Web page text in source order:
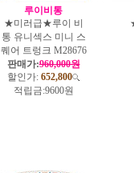
루이비통
★미러급★루이 비
통 유니섹스 미니 스
퀘어 트렁크 M28676
판매가:960,000원
할인가: 652,800
적립금:9600원